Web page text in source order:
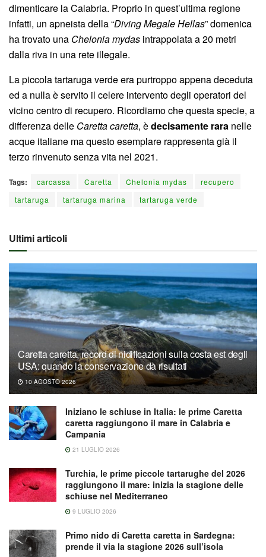
dimenticare la Calabria. Proprio in quest’ultima regione
infatti, un apneista della “Diving Megale Hellas” domenica
ha trovato una Chelonia mydas intrappolata a 20 metri
dalla riva in una rete illegale.
La piccola tartaruga verde era purtroppo appena deceduta
ed a nulla è servito il celere intervento degli operatori del
vicino centro di recupero. Ricordiamo che questa specie, a
differenza delle Caretta caretta, èdecisamente rara nelle
acque italiane ma questo esemplare rappresenta già il
terzo rinvenuto senza vita nel 2021.
Tags: carcassa Caretta Chelonia mydas
recupero
tartaruga
tartaruga marina tartaruga verde
Ultimi articoli
Caretta caretta, record di nidificazioni sulla costa est degli
USA: quando la conservazione dà risultati
10 AGOSTO 2026
Iniziano le schiuse in Italia: le prime Caretta
caretta raggiungono il mare in Calabria e
Campania
21 LUGLIO 2026
Turchia, le prime piccole tartarughe del 2026
raggiungono il mare: inizia la stagione delle
schiuse nel Mediterraneo
9 LUGLIO 2026
Primo nido di Caretta caretta in Sardegna:
prende il via la stagione 2026 sull’isola